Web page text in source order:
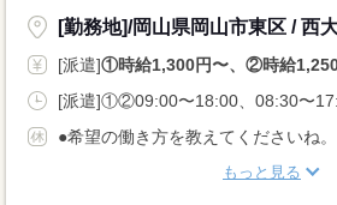
[勤務地]/岡山県岡山市東区 / 西
[派遣]①時給1,300円〜、②時給
[派遣]①②09:00〜18:00、08:30〜
もっと見る